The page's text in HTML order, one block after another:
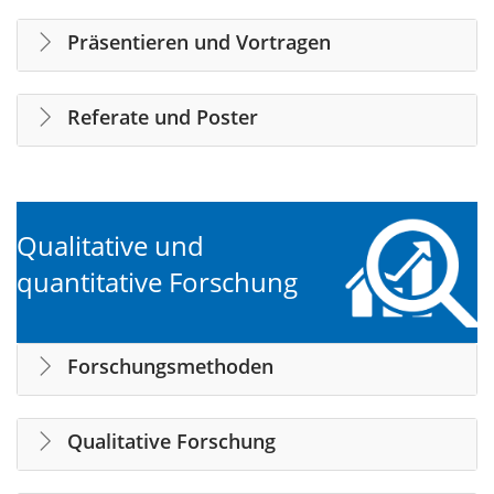
Präsentieren und Vortragen
Referate und Poster
Qualitative und
quantitative Forschung
Forschungsmethoden
Qualitative Forschung